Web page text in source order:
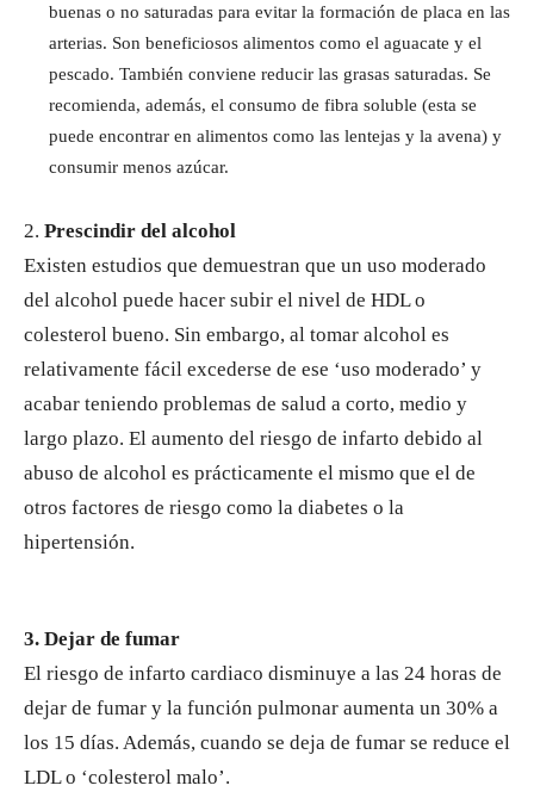
buenas o no saturadas para evitar la formación de placa en las
arterias. Son beneficiosos alimentos como el aguacate y el
pescado. También conviene reducir las grasas saturadas. Se
recomienda, además, el consumo de fibra soluble (esta se
puede encontrar en alimentos como las lentejas y la avena) y
consumir menos azúcar.
2. Prescindir del alcohol
Existen estudios que demuestran que un uso moderado
del alcohol puede hacer subir el nivel de HDL o
colesterol bueno. Sin embargo, al tomar alcohol es
relativamente fácil excederse de ese ‘uso moderado’ y
acabar teniendo problemas de salud a corto, medio y
largo plazo. El aumento del riesgo de infarto debido al
abuso de alcohol es prácticamente el mismo que el de
otros factores de riesgo como la diabetes o la
hipertensión.
3. Dejar de fumar
El riesgo de infarto cardiaco disminuye a las 24 horas de
dejar de fumar y la función pulmonar aumenta un 30% a
los 15 días. Además, cuando se deja de fumar se reduce el
LDL o ‘colesterol malo’.